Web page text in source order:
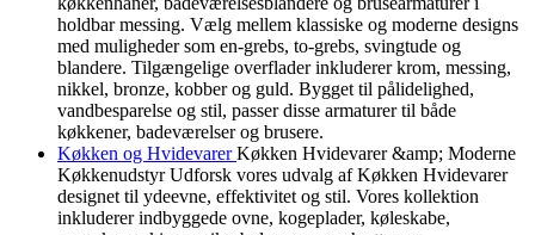
holdbar messing. Vælg mellem klassiske og moderne designs
med muligheder som en-grebs, to-grebs, svingtude og
blandere. Tilgængelige overflader inkluderer krom, messing,
nikkel, bronze, kobber og guld. Bygget til pålidelighed,
vandbesparelse og stil, passer disse armaturer til både
køkkener, badeværelser og brusere.
Køkken og HvidevarerKøkken Hvidevarer &amp; Moderne
Køkkenudstyr Udforsk vores udvalg af Køkken Hvidevarer
designet til ydeevne, effektivitet og stil. Vores kollektion
inkluderer indbyggede ovne, kogeplader, køleskabe,